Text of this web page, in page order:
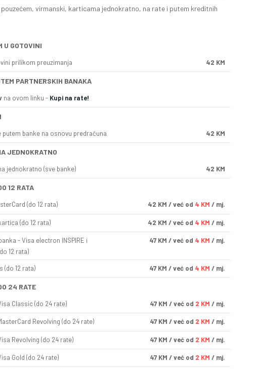
virmanski, karticama jednokratno, na rate i putem kreditnih
U GOTOVINI
prilikom preuzimanja 42 KM
PARTNERSKIH BANAKA
na ovom linku - Kupi na rate!
putem banke na osnovu predračuna 42 KM
JEDNOKRATNO
jednokratno (sve banke) 42 KM
12 RATA
(do 12 rata) 42 KM / već od 4 KM / mj.
(do 12 rata) 42 KM / već od 4 KM / mj.
- Visa electron INSPIRE i
12 rata)
47 KM / već od 4 KM / mj.
(do 12 rata) 47 KM / već od 4 KM / mj.
24 RATE
Classic (do 24 rate) 47 KM / već od 2 KM / mj.
Revolving (do 24 rate) 47 KM / već od 2 KM / mj.
Revolving (do 24 rate) 47 KM / već od 2 KM / mj.
Gold (do 24 rate) 47 KM / već od 2 KM / mj.